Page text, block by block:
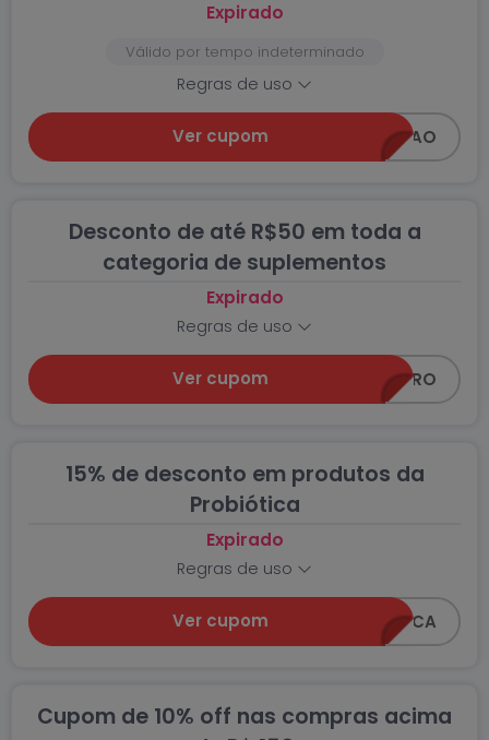
Expirado
Válido por tempo indeterminado
Regras de uso
Ver cupom VERAO
Desconto de até R$50 em toda a
categoria de suplementos
Expirado
Regras de uso
Ver cupom SUPLEPRO
15% de desconto em produtos da
Probiótica
Expirado
Regras de uso
Ver cupom 15PROBIOTICA
Cupom de 10% off nas compras acima